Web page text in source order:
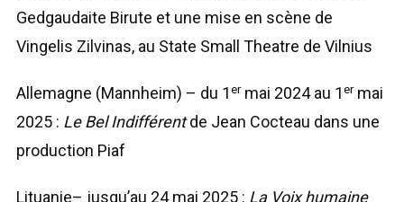
Gedgaudaite Birute et une mise en scène de
Vingelis Zilvinas, au State Small Theatre de Vilnius
Allemagne (Mannheim) – du 1ermai 2024 au 1ermai
2025 : Le Bel Indifférentde Jean Cocteau dans une
production Piaf
Lituanie– jusqu’au 24 mai 2025 : La Voix humaine